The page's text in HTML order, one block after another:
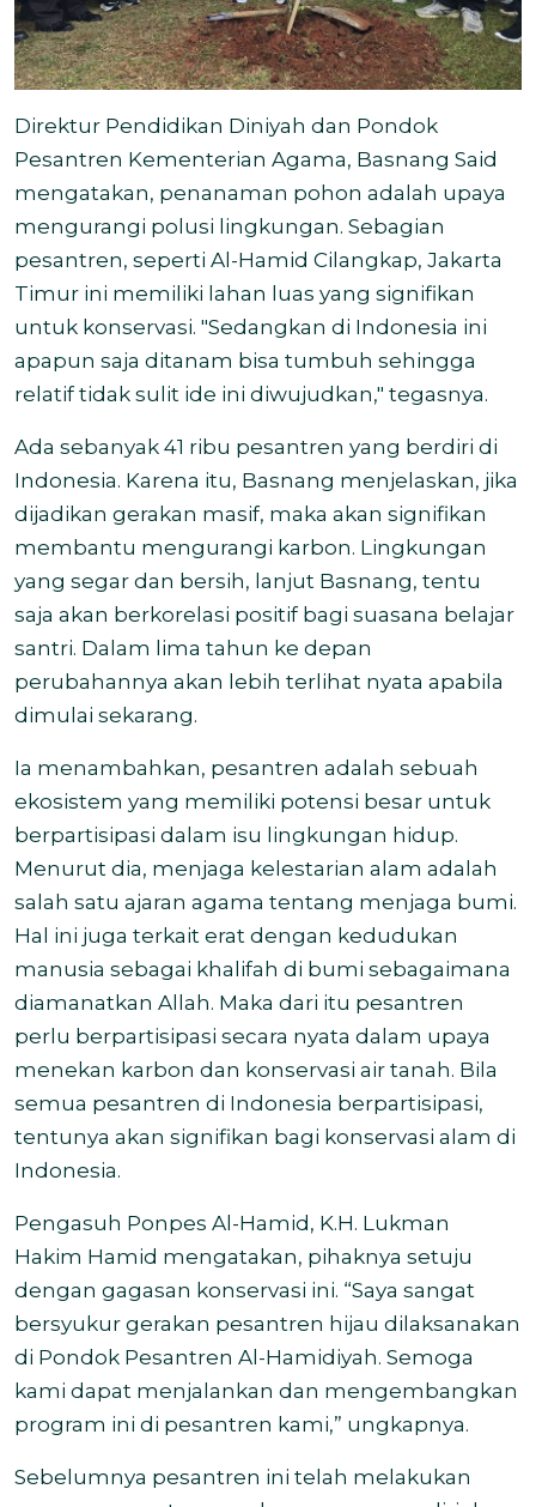
Direktur Pendidikan Diniyah dan Pondok
Pesantren Kementerian Agama, Basnang Said
mengatakan, penanaman pohon adalah upaya
mengurangi polusi lingkungan. Sebagian
pesantren, seperti Al-Hamid Cilangkap, Jakarta
Timur ini memiliki lahan luas yang signifikan
untuk konservasi. "Sedangkan di Indonesia ini
apapun saja ditanam bisa tumbuh sehingga
relatif tidak sulit ide ini diwujudkan," tegasnya.
Ada sebanyak 41 ribu pesantren yang berdiri di
Indonesia. Karena itu, Basnang menjelaskan, jika
dijadikan gerakan masif, maka akan signifikan
membantu mengurangi karbon. Lingkungan
yang segar dan bersih, lanjut Basnang, tentu
saja akan berkorelasi positif bagi suasana belajar
santri. Dalam lima tahun ke depan
perubahannya akan lebih terlihat nyata apabila
dimulai sekarang.
Ia menambahkan, pesantren adalah sebuah
ekosistem yang memiliki potensi besar untuk
berpartisipasi dalam isu lingkungan hidup.
Menurut dia, menjaga kelestarian alam adalah
salah satu ajaran agama tentang menjaga bumi.
Hal ini juga terkait erat dengan kedudukan
manusia sebagai khalifah di bumi sebagaimana
diamanatkan Allah. Maka dari itu pesantren
perlu berpartisipasi secara nyata dalam upaya
menekan karbon dan konservasi air tanah. Bila
semua pesantren di Indonesia berpartisipasi,
tentunya akan signifikan bagi konservasi alam di
Indonesia.
Pengasuh Ponpes Al-Hamid, K.H. Lukman
Hakim Hamid mengatakan, pihaknya setuju
dengan gagasan konservasi ini. “Saya sangat
bersyukur gerakan pesantren hijau dilaksanakan
di Pondok Pesantren Al-Hamidiyah. Semoga
kami dapat menjalankan dan mengembangkan
program ini di pesantren kami,” ungkapnya.
Sebelumnya pesantren ini telah melakukan